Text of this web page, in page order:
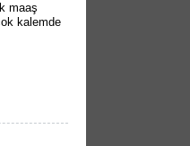
maaş
kalemde